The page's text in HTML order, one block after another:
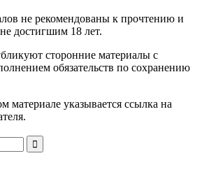
не рекомендованы к прочтению и
достигшим 18 лет.
сторонние материалы с
обязательств по сохранению
материале указывается ссылка на